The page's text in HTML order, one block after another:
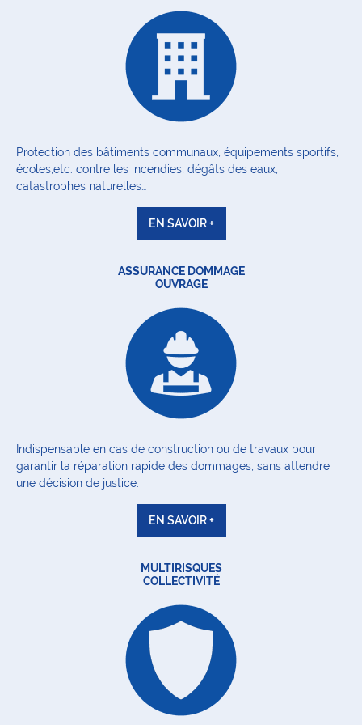
Protection des bâtiments communaux, équipements sportifs,
écoles,etc. contre les incendies, dégâts des eaux,
catastrophes naturelles…
EN SAVOIR +
ASSURANCE DOMMAGE
OUVRAGE
Indispensable en cas de construction ou de travaux pour
garantir la réparation rapide des dommages, sans attendre
une décision de justice.
EN SAVOIR +
MULTIRISQUES
COLLECTIVITÉ